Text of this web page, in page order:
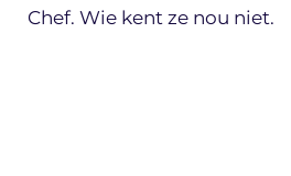
Chef. Wie kent ze nou niet.